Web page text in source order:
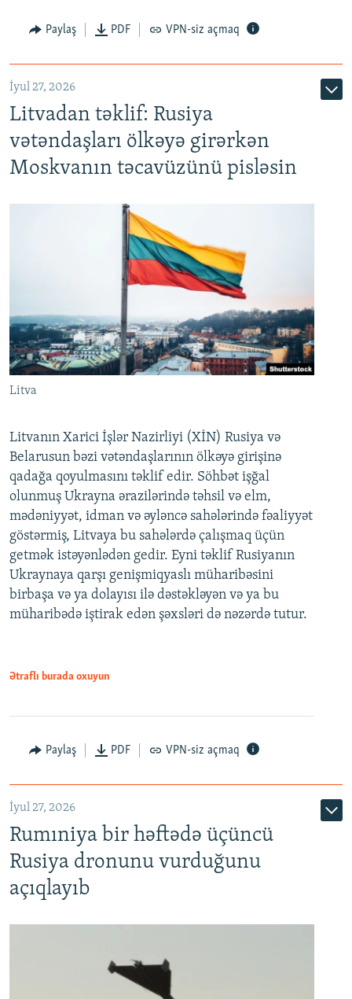
Paylaş PDF VPN-siz açmaq
İyul 27, 2026
Litvadan təklif: Rusiya
vətəndaşları ölkəyə girərkən
Moskvanın təcavüzünü pisləsin
Litva
Litvanın Xarici İşlər Nazirliyi (XİN) Rusiya və
Belarusun bəzi vətəndaşlarının ölkəyə girişinə
qadağa qoyulmasını təklif edir. Söhbət işğal
olunmuş Ukrayna ərazilərində təhsil və elm,
mədəniyyət, idman və əyləncə sahələrində fəaliyyət
göstərmiş, Litvaya bu sahələrdə çalışmaq üçün
getmək istəyənlədən gedir. Eyni təklif Rusiyanın
Ukraynaya qarşı genişmiqyaslı müharibəsini
birbaşa və ya dolayısı ilə dəstəkləyən və ya bu
müharibədə iştirak edən şəxsləri də nəzərdə tutur.
Ətraflı burada oxuyun
Paylaş PDF VPN-siz açmaq
İyul 27, 2026
Rumıniya bir həftədə üçüncü
Rusiya dronunu vurduğunu
açıqlayıb